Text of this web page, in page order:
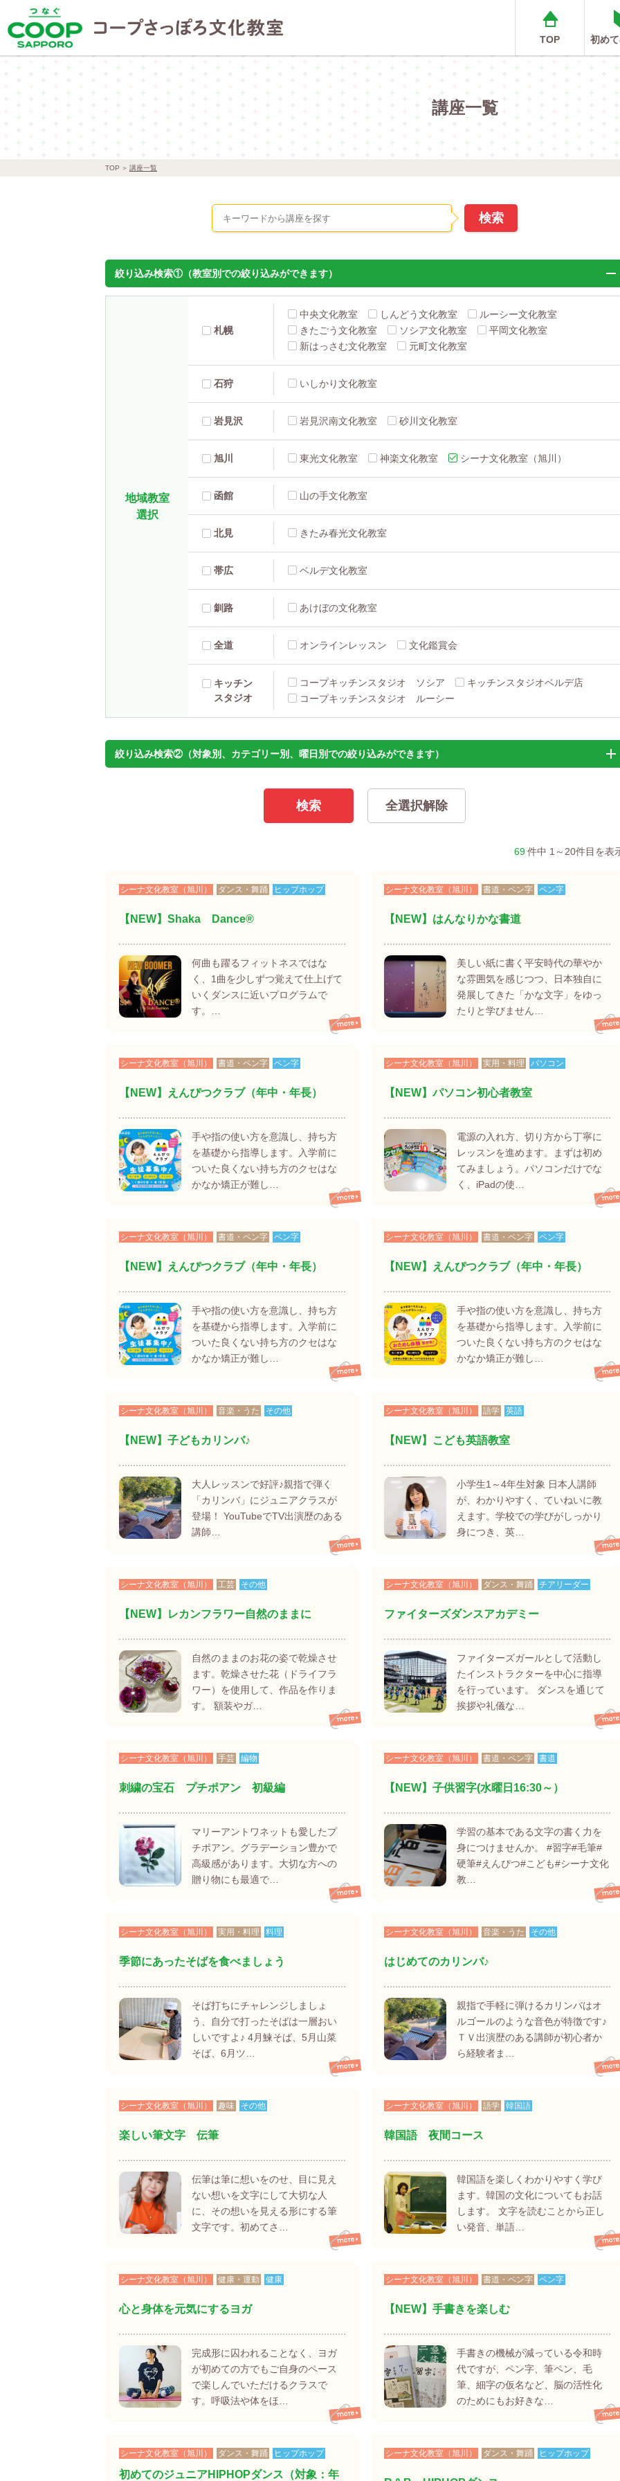
TOP 初め
講座一覧
TOP 講座一覧
絞り込み検索①（教室別での絞り込みができます）
地域教室
選択
札幌
中央文化教室 しんどう文化教室
ルーシー文化教室
きたごう文化教室
ソシア文化教室
平岡文化教室
新はっさむ文化教室
元町文化教室
石狩 いしかり文化教室
岩見沢 岩見沢南文化教室 砂川文化教室
旭川 東光文化教室 神楽文化教室 シーナ文化教室（旭川）
函館 山の手文化教室
北見 きたみ春光文化教室
帯広 ベルデ文化教室
釧路 あけぼの文化教室
全道 オンラインレッスン 文化鑑賞会
キッチン
スタジオ
コープキッチンスタジオ ソシア
キッチンスタジオベルデ店
コープキッチンスタジオ ルーシー
絞り込み検索②（対象別、カテゴリー別、曜日別での絞り込みができます）
69件中 1～20件目を表
シーナ文化教室（旭川） ダンス・舞踊 ヒップホップ
【NEW】Shaka Dance®
何曲も躍るフィットネスではな
く、1曲を少しずつ覚えて仕上げて
いくダンスに近いプログラムで
す。…
シーナ文化教室（旭川） 書道・ペン字 ペン字
【NEW】はんなりかな書道
美しい紙に書く平安時代の華やか
な雰囲気を感じつつ、日本独自に
発展してきた「かな文字」をゆっ
たりと学びません…
シーナ文化教室（旭川） 書道・ペン字 ペン字
【NEW】えんぴつクラブ（年中・年長）
手や指の使い方を意識し、持ち方
を基礎から指導します。入学前に
ついた良くない持ち方のクセはな
かなか矯正が難し…
シーナ文化教室（旭川） 実用・料理 パソコン
【NEW】パソコン初心者教室
電源の入れ方、切り方から丁寧に
レッスンを進めます。まずは初め
てみましょう。パソコンだけでな
く、iPadの使…
シーナ文化教室（旭川） 書道・ペン字 ペン字
【NEW】えんぴつクラブ（年中・年長）
手や指の使い方を意識し、持ち方
を基礎から指導します。入学前に
ついた良くない持ち方のクセはな
かなか矯正が難し…
シーナ文化教室（旭川） 書道・ペン字 ペン字
【NEW】えんぴつクラブ（年中・年長）
手や指の使い方を意識し、持ち方
を基礎から指導します。入学前に
ついた良くない持ち方のクセはな
かなか矯正が難し…
シーナ文化教室（旭川） 音楽・うた その他
【NEW】子どもカリンバ♪
大人レッスンで好評♪親指で弾く
「カリンバ」にジュニアクラスが
登場！ YouTubeでTV出演歴のある
講師…
シーナ文化教室（旭川） 語学 英語
【NEW】こども英語教室
小学生1～4年生対象 日本人講師
が、わかりやすく、ていねいに教
えます。学校での学びがしっかり
身につき、英…
シーナ文化教室（旭川） 工芸 その他
【NEW】レカンフラワー自然のままに
自然のままのお花の姿で乾燥させ
ます。乾燥させた花（ドライフラ
ワー）を使用して、作品を作りま
す。 額装やガ…
シーナ文化教室（旭川） ダンス・舞踊 チアリーダー
ファイターズダンスアカデミー
ファイターズガールとして活動し
たインストラクターを中心に指導
を行っています。 ダンスを通じて
挨拶や礼儀な…
シーナ文化教室（旭川） 手芸 編物
刺繍の宝石 プチポアン 初級編
マリーアントワネットも愛したプ
チポアン。グラデーション豊かで
高級感があります。大切な方への
贈り物にも最適で…
シーナ文化教室（旭川） 書道・ペン字 書道
【NEW】子供習字(水曜日16:30～）
学習の基本である文字の書く力を
身につけませんか。 #習字#毛筆#
硬筆#えんぴつ#こども#シーナ文化
教…
シーナ文化教室（旭川） 実用・料理 料理
季節にあったそばを食べましょう
そば打ちにチャレンジしましょ
う、自分で打ったそばは一層おい
しいですよ♪ 4月鰊そば、5月山菜
そば、6月ツ…
シーナ文化教室（旭川） 音楽・うた その他
はじめてのカリンバ♪
親指で手軽に弾けるカリンバはオ
ルゴールのような音色が特徴です♪
ＴＶ出演歴のある講師が初心者か
ら経験者ま…
シーナ文化教室（旭川） 趣味 その他
楽しい筆文字 伝筆
伝筆は筆に想いをのせ、目に見え
ない想いを文字にして大切な人
に、その想いを見える形にする筆
文字です。初めてさ…
シーナ文化教室（旭川） 語学 韓国語
韓国語 夜間コース
韓国語を楽しくわかりやすく学び
ます。韓国の文化についてもお話
します。 文字を読むことから正し
い発音、単語…
シーナ文化教室（旭川） 健康・運動 健康
心と身体を元気にするヨガ
完成形に囚われることなく、ヨガ
が初めての方でもご自身のペース
で楽しんでいただけるクラスで
す。呼吸法や体をほ…
シーナ文化教室（旭川） 書道・ペン字 ペン字
【NEW】手書きを楽しむ
手書きの機械が減っている令和時
代ですが、ペン字、筆ペン、毛
筆、細字の仮名など、脳の活性化
のためにもお好きな…
シーナ文化教室（旭川） ダンス・舞踊 ヒップホップ
初めてのジュニアHIPHOPダンス（対象：年
シーナ文化教室（旭川） ダンス・舞踊 ヒップホップ